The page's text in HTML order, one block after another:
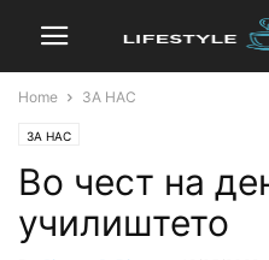
Home ЗА НАС
ЗА НАС
Во чест на
училиштето